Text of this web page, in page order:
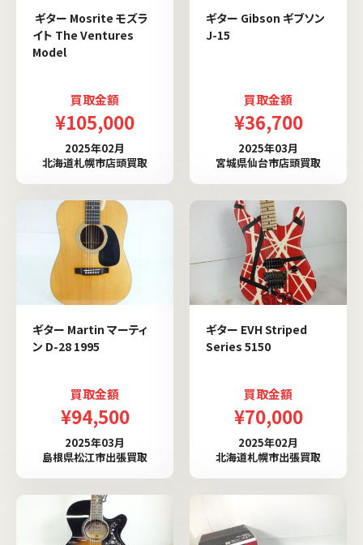
ギター Mosrite モズラ
イト The Ventures
Model
買取金額
¥105,000
2025年02月
北海道札幌市店頭買取
ギター Gibson ギブソン
J-15
買取金額
¥36,700
2025年03月
宮城県仙台市店頭買取
ギター Martin マーティ
ン D-28 1995
買取金額
¥94,500
2025年03月
島根県松江市出張買取
ギター EVH Striped
Series 5150
買取金額
¥70,000
2025年02月
北海道札幌市出張買取